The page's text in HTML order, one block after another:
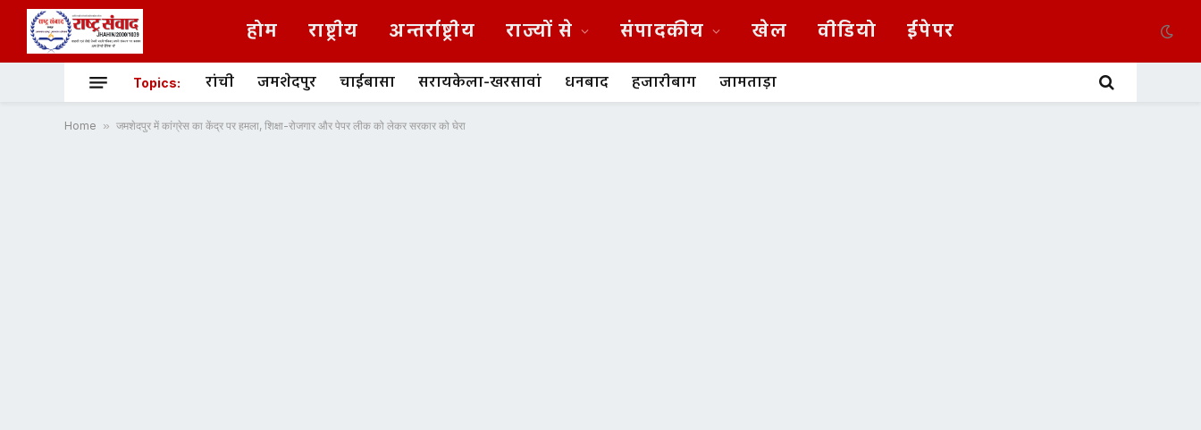
होम राष्ट्रीय अन्तर्राष्ट्रीय राज्यों से संपादकीय खेल वीडियो ईपेपर
Topics: रांची जमशेदपुर चाईबासा सरायकेला-खरसावां धनबाद हजारीबाग जामताड़ा
Home » जमशेदपुर में कांग्रेस का केंद्र पर हमला, शिक्षा-रोजगार और पेपर लीक को लेकर सरकार को घेरा